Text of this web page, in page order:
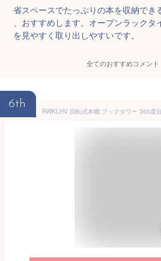
省スペースでたっぷりの本を収納でき
、おすすめします。オープンラック
を見やすく取り出しやすいです。
全てのおすすめコメント
6th